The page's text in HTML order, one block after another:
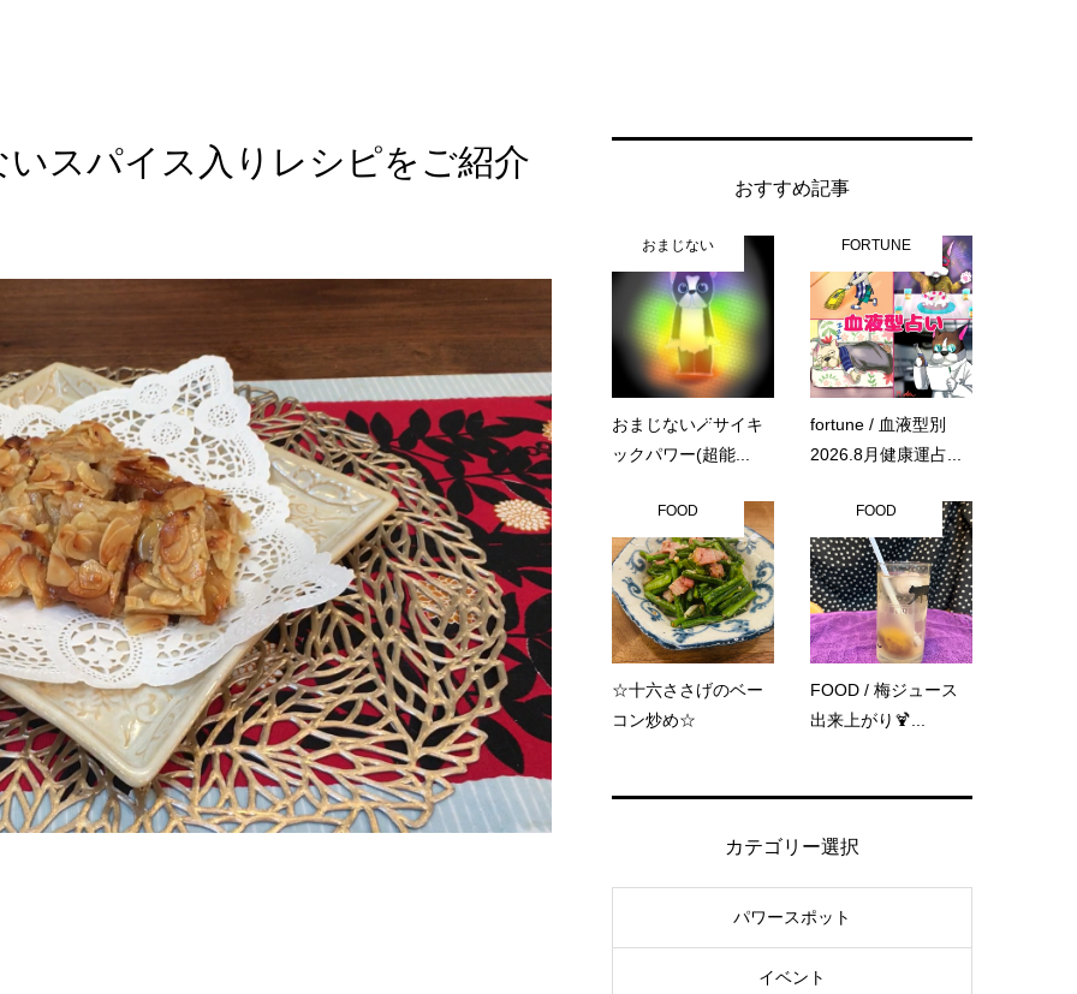
スパイス入りレシピをご紹介
おすすめ記事
おまじない
おまじない🪄サイキ
ックパワー(超能...
FORTUNE
fortune / 血液型別
2026.8月健康運占...
FOOD
☆十六ささげのベー
コン炒め☆
FOOD
FOOD / 梅ジュース
出来上がり🍹...
カテゴリー選択
パワースポット
イベント